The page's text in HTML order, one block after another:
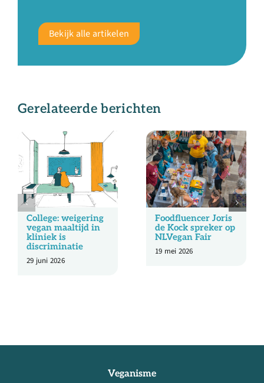
Bekijk alle artikelen
Gerelateerde berichten
College: weigering
vegan maaltijd in
kliniek is
discriminatie
29 juni 2026
Foodfluencer Joris
de Kock spreker op
NLVegan Fair
19 mei 2026
Veganisme